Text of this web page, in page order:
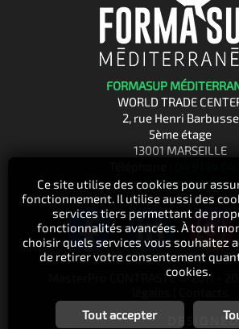
FORMASUP
WORLD TRADE
2, rue Henri Barbusse
5ème étage
13001 MARSEILLE
> Contact e-mail
MasterPro CONTRASTE © 2011 -
Ce site utilise des cookies pour
fonctionnement. Il utilise aussi des
services tiers permettant de
fonctionnalités avancées. À tout
choisir quels services vous souhaitez
de retirer votre consentement
cookies.
Personnalisation des
Tout accepter